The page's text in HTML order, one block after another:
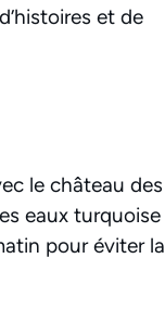
et de
le château des
eaux turquoise
pour éviter la